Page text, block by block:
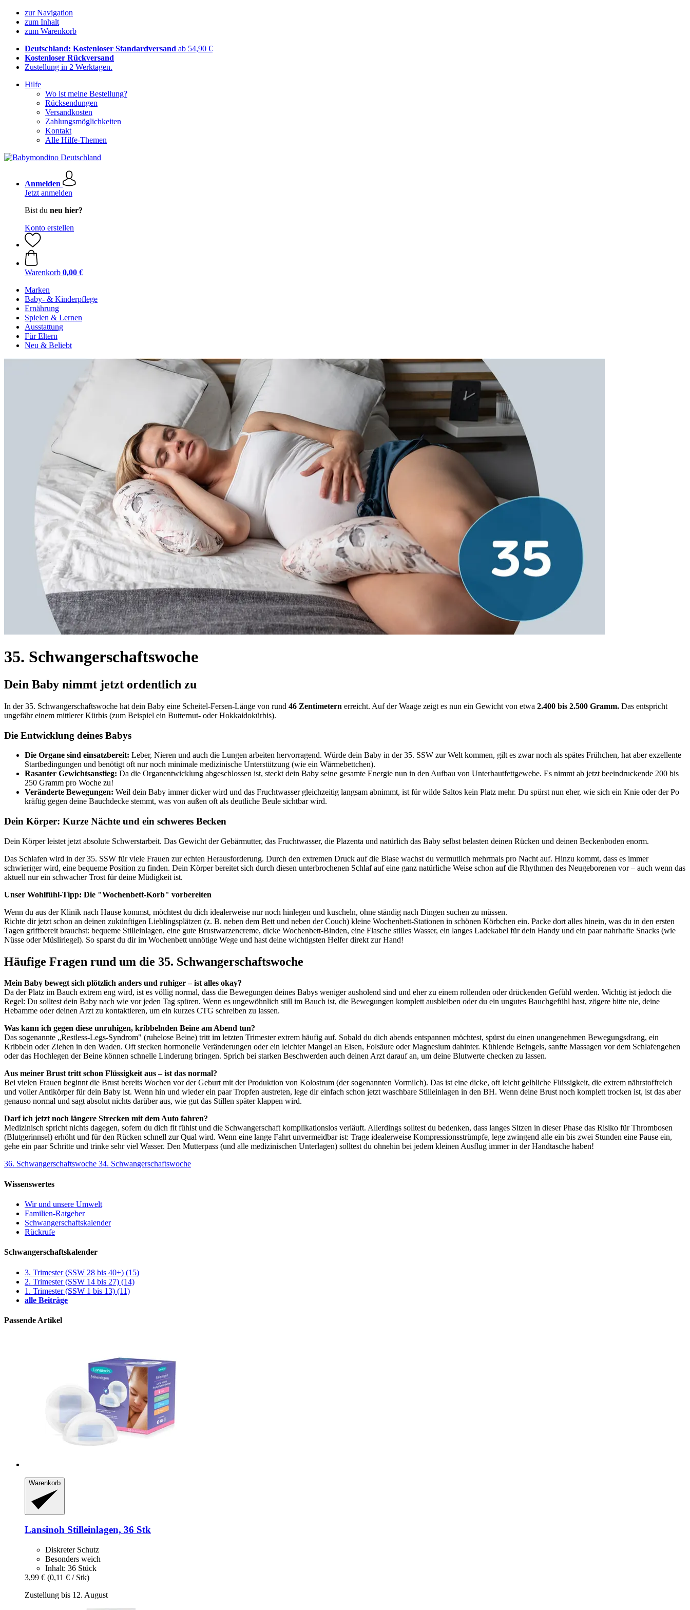
zur Navigation
zum Inhalt
zum Warenkorb
Deutschland: Kostenloser Standardversand ab 54,90 €
Kostenloser Rückversand
Zustellung in 2 Werktagen.
Hilfe
Wo ist meine Bestellung?
Rücksendungen
Versandkosten
Zahlungsmöglichkeiten
Kontakt
Alle Hilfe-Themen
Anmelden
Jetzt anmelden
Bist du neu hier?
Konto erstellen
Warenkorb 0,00 €
Marken
Baby- & Kinderpflege
Ernährung
Spielen & Lernen
Ausstattung
Für Eltern
Neu & Beliebt
35. Schwangerschaftswoche
Dein Baby nimmt jetzt ordentlich zu
In der 35. Schwangerschaftswoche hat dein Baby eine Scheitel-Fersen-Länge von rund 46 Zentimetern erreicht. Auf der Waage zeigt es nun ein Gewicht von etwa 2.400 bis 2.500 Gramm. Das entspricht
ungefähr einem mittlerer Kürbis (zum Beispiel ein Butternut- oder Hokkaidokürbis).
Die Entwicklung deines Babys
Die Organe sind einsatzbereit: Leber, Nieren und auch die Lungen arbeiten hervorragend. Würde dein Baby in der 35. SSW zur Welt kommen, gilt es zwar noch als spätes Frühchen, hat aber exzellente
Startbedingungen und benötigt oft nur noch minimale medizinische Unterstützung (wie ein Wärmebettchen).
Rasanter Gewichtsanstieg: Da die Organentwicklung abgeschlossen ist, steckt dein Baby seine gesamte Energie nun in den Aufbau von Unterhautfettgewebe. Es nimmt ab jetzt beeindruckende 200 bis
250 Gramm pro Woche zu!
Veränderte Bewegungen: Weil dein Baby immer dicker wird und das Fruchtwasser gleichzeitig langsam abnimmt, ist für wilde Saltos kein Platz mehr. Du spürst nun eher, wie sich ein Knie oder der Po
kräftig gegen deine Bauchdecke stemmt, was von außen oft als deutliche Beule sichtbar wird.
Dein Körper: Kurze Nächte und ein schweres Becken
Dein Körper leistet jetzt absolute Schwerstarbeit. Das Gewicht der Gebärmutter, das Fruchtwasser, die Plazenta und natürlich das Baby selbst belasten deinen Rücken und deinen Beckenboden enorm.
Das Schlafen wird in der 35. SSW für viele Frauen zur echten Herausforderung. Durch den extremen Druck auf die Blase wachst du vermutlich mehrmals pro Nacht auf. Hinzu kommt, dass es immer
schwieriger wird, eine bequeme Position zu finden. Dein Körper bereitet sich durch diesen unterbrochenen Schlaf auf eine ganz natürliche Weise schon auf die Rhythmen des Neugeborenen vor – auch wenn das
aktuell nur ein schwacher Trost für deine Müdigkeit ist.
Unser Wohlfühl-Tipp: Die "Wochenbett-Korb" vorbereiten
Wenn du aus der Klinik nach Hause kommst, möchtest du dich idealerweise nur noch hinlegen und kuscheln, ohne ständig nach Dingen suchen zu müssen.
Richte dir jetzt schon an deinen zukünftigen Lieblingsplätzen (z. B. neben dem Bett und neben der Couch) kleine Wochenbett-Stationen in schönen Körbchen ein. Packe dort alles hinein, was du in den ersten
Tagen griffbereit brauchst: bequeme Stilleinlagen, eine gute Brustwarzencreme, dicke Wochenbett-Binden, eine Flasche stilles Wasser, ein langes Ladekabel für dein Handy und ein paar nahrhafte Snacks (wie
Nüsse oder Müsliriegel). So sparst du dir im Wochenbett unnötige Wege und hast deine wichtigsten Helfer direkt zur Hand!
Häufige Fragen rund um die 35. Schwangerschaftswoche
Mein Baby bewegt sich plötzlich anders und ruhiger – ist alles okay?
Da der Platz im Bauch extrem eng wird, ist es völlig normal, dass die Bewegungen deines Babys weniger ausholend sind und eher zu einem rollenden oder drückenden Gefühl werden. Wichtig ist jedoch die
Regel: Du solltest dein Baby nach wie vor jeden Tag spüren. Wenn es ungewöhnlich still im Bauch ist, die Bewegungen komplett ausbleiben oder du ein ungutes Bauchgefühl hast, zögere bitte nie, deine
Hebamme oder deinen Arzt zu kontaktieren, um ein kurzes CTG schreiben zu lassen.
Was kann ich gegen diese unruhigen, kribbelnden Beine am Abend tun?
Das sogenannte „Restless-Legs-Syndrom" (ruhelose Beine) tritt im letzten Trimester extrem häufig auf. Sobald du dich abends entspannen möchtest, spürst du einen unangenehmen Bewegungsdrang, ein
Kribbeln oder Ziehen in den Waden. Oft stecken hormonelle Veränderungen oder ein leichter Mangel an Eisen, Folsäure oder Magnesium dahinter. Kühlende Beingels, sanfte Massagen vor dem Schlafengehen
oder das Hochlegen der Beine können schnelle Linderung bringen. Sprich bei starken Beschwerden auch deinen Arzt darauf an, um deine Blutwerte checken zu lassen.
Aus meiner Brust tritt schon Flüssigkeit aus – ist das normal?
Bei vielen Frauen beginnt die Brust bereits Wochen vor der Geburt mit der Produktion von Kolostrum (der sogenannten Vormilch). Das ist eine dicke, oft leicht gelbliche Flüssigkeit, die extrem nährstoffreich
und voller Antikörper für dein Baby ist. Wenn hin und wieder ein paar Tropfen austreten, lege dir einfach schon jetzt waschbare Stilleinlagen in den BH. Wenn deine Brust noch komplett trocken ist, ist das aber
genauso normal und sagt absolut nichts darüber aus, wie gut das Stillen später klappen wird.
Darf ich jetzt noch längere Strecken mit dem Auto fahren?
Medizinisch spricht nichts dagegen, sofern du dich fit fühlst und die Schwangerschaft komplikationslos verläuft. Allerdings solltest du bedenken, dass langes Sitzen in dieser Phase das Risiko für Thrombosen
(Blutgerinnsel) erhöht und für den Rücken schnell zur Qual wird. Wenn eine lange Fahrt unvermeidbar ist: Trage idealerweise Kompressionsstrümpfe, lege zwingend alle ein bis zwei Stunden eine Pause ein,
gehe ein paar Schritte und trinke sehr viel Wasser. Den Mutterpass (und alle medizinischen Unterlagen) solltest du ohnehin bei jedem kleinen Ausflug immer in der Handtasche haben!
36. Schwangerschaftswoche 34. Schwangerschaftswoche
Wissenswertes
Wir und unsere Umwelt
Familien-Ratgeber
Schwangerschaftskalender
Rückrufe
Schwangerschaftskalender
3. Trimester (SSW 28 bis 40+) (15)
2. Trimester (SSW 14 bis 27) (14)
1. Trimester (SSW 1 bis 13) (11)
alle Beiträge
Passende Artikel
Warenkorb
Lansinoh Stilleinlagen, 36 Stk
Diskreter Schutz
Besonders weich
Inhalt: 36 Stück
3,99 € (0,11 € / Stk)
Zustellung bis 12. August